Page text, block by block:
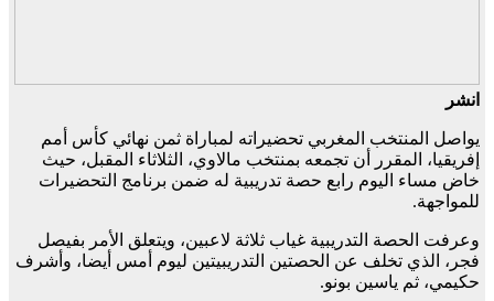
انشر
يواصل المنتخب المغربي تحضيراته لمباراة ثمن نهائي كأس أمم
إفريقيا، المقرر أن تجمعه بمنتخب مالاوي، الثلاثاء المقبل، حيث
خاض مساء اليوم رابع حصة تدريبية له ضمن برنامج التحضيرات
للمواجهة.
وعرفت الحصة التدريبية غياب ثلاثة لاعبين، ويتعلق الأمر بفيصل
فجر، الذي تخلف عن الحصتين التدريبيتين ليوم أمس أيضا، وأشرف
حكيمي، ثم ياسين بونو.